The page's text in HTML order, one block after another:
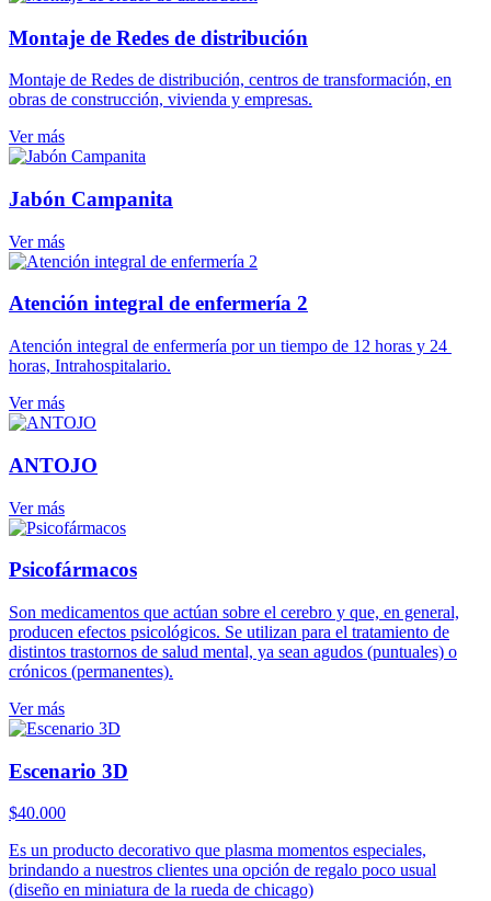
Montaje de Redes de distribución
Montaje de Redes de distribución, centros de transformación, en
obras de construcción, vivienda y empresas.
Ver más
Jabón Campanita
Ver más
Atención integral de enfermería 2
Atención integral de enfermería por un tiempo de 12 horas y 24
horas, Intrahospitalario.
Ver más
ANTOJO
Ver más
Psicofármacos
Son medicamentos que actúan sobre el cerebro y que, en general,
producen efectos psicológicos. Se utilizan para el tratamiento de
distintos trastornos de salud mental, ya sean agudos (puntuales) o
crónicos (permanentes).
Ver más
Escenario 3D
$40.000
Es un producto decorativo que plasma momentos especiales,
brindando a nuestros clientes una opción de regalo poco usual
(diseño en miniatura de la rueda de chicago)